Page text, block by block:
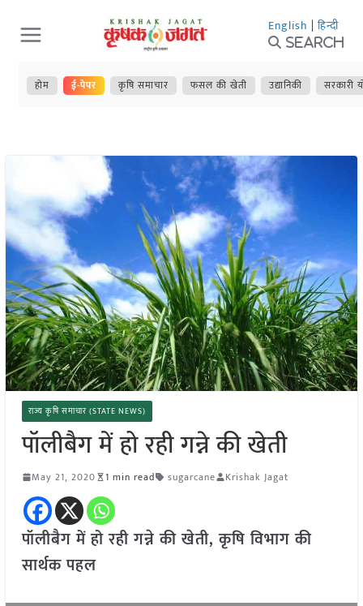
Skip
to
content
English | हिन्दी
Search
होम ई-पेपर कृषि समाचार फसल की खेती उद्यानिकी सरकारी
राज्य कृषि समाचार (STATE NEWS)
पॉलीबैग में हो रही गन्ने की खेती
May 21, 2020 1 min read sugarcane Krishak Jagat
पॉलीबैग में हो रही गन्ने की खेती, कृषि विभाग की
सार्थक पहल